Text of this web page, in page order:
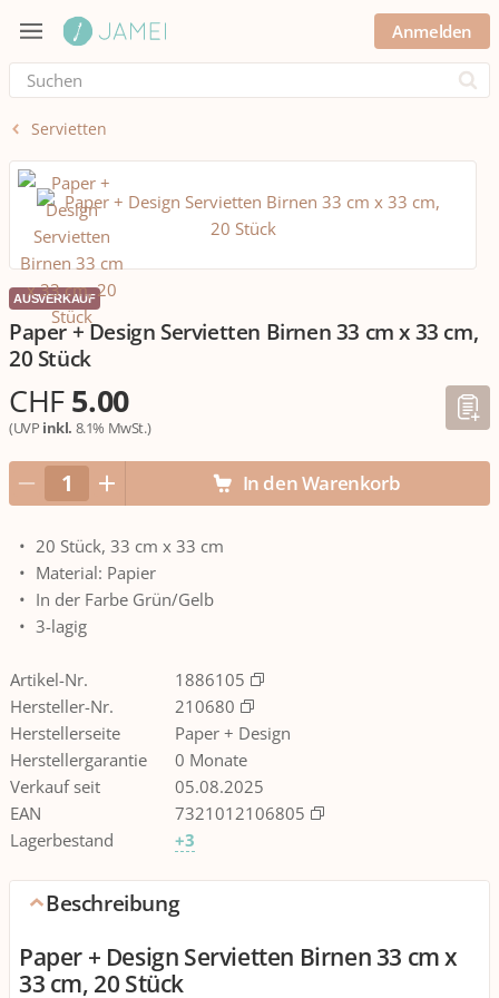
Anmelden
Servietten
AUSVERKAUF
Paper + Design Servietten Birnen 33 cm x 33 cm,
20 Stück
CHF5.00
(UVP inkl. 8.1% MwSt.)
In den Warenkorb
20 Stück, 33 cm x 33 cm
Material: Papier
In der Farbe Grün/Gelb
3-lagig
Artikel-Nr.
1886105
Hersteller-Nr.
210680
Herstellerseite
Paper + Design
Herstellergarantie
0 Monate
Verkauf seit
05.08.2025
EAN
7321012106805
Lagerbestand
+3
Beschreibung
Paper + Design Servietten Birnen 33 cm x
33 cm, 20 Stück